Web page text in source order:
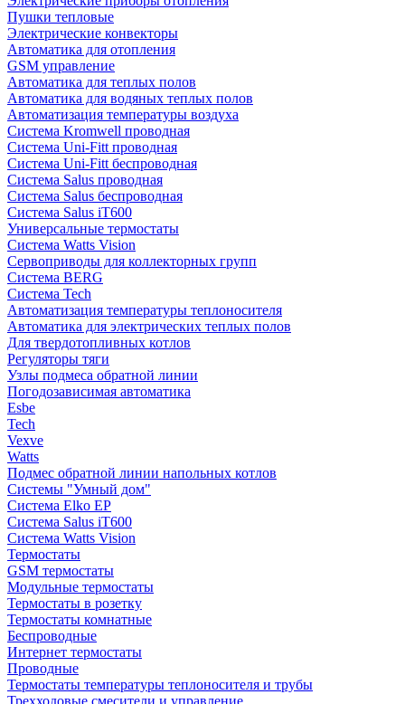
Пушки тепловые
Электрические конвекторы
Автоматика для отопления
GSM управление
Автоматика для теплых полов
Автоматика для водяных теплых полов
Автоматизация температуры воздуха
Система Kromwell проводная
Система Uni-Fitt проводная
Система Uni-Fitt беспроводная
Система Salus проводная
Система Salus беспроводная
Система Salus iT600
Универсальные термостаты
Система Watts Vision
Сервоприводы для коллекторных групп
Система BERG
Система Tech
Автоматизация температуры теплоносителя
Автоматика для электрических теплых полов
Для твердотопливных котлов
Регуляторы тяги
Узлы подмеса обратной линии
Погодозависимая автоматика
Esbe
Tech
Vexve
Watts
Подмес обратной линии напольных котлов
Системы "Умный дом"
Система Elko EP
Система Salus iT600
Система Watts Vision
Термостаты
GSM термостаты
Модульные термостаты
Термостаты в розетку
Термостаты комнатные
Беспроводные
Интернет термостаты
Проводные
Термостаты температуры теплоносителя и трубы
Трехходовые смесители и управление